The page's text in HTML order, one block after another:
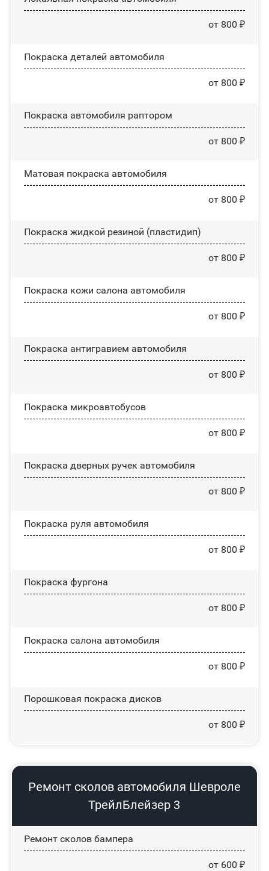
от 800 ₽
Покраска деталей автомобиля
от 800 ₽
Покраска автомобиля раптором
от 800 ₽
Матовая покраска автомобиля
от 800 ₽
Покраска жидкой резиной (пластидип)
от 800 ₽
Покраска кожи салона автомобиля
от 800 ₽
Покраска антигравием автомобиля
от 800 ₽
Покраска микроавтобусов
от 800 ₽
Покраска дверных ручек автомобиля
от 800 ₽
Покраска руля автомобиля
от 800 ₽
Покраска фургона
от 800 ₽
Покраска салона автомобиля
от 800 ₽
Порошковая покраска дисков
от 800 ₽
Ремонт сколов автомобиля Шевроле
ТрейлБлейзер 3
Ремонт сколов бампера
от 600 ₽